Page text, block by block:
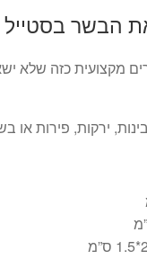
הבשר בסטייל
מקצועית כזה שלא
ירקות, פירות או